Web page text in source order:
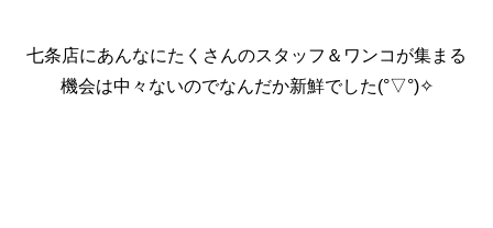
七条店にあんなにたくさんのスタッフ＆ワンコが集まる
機会は中々ないのでなんだか新鮮でした(°▽°)✧